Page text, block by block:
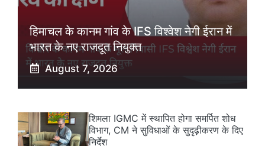
हिमाचल के कानम गांव के IFS विश्वेश नेगी ईरान में
भारत के नए राजदूत नियुक्त
August 7, 2026
शिमला IGMC में स्थापित होगा समर्पित शोध
विभाग, CM ने सुविधाओं के सुदृढ़ीकरण के दिए
निर्देश